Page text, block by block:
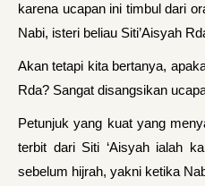
karena ucapan ini timbul dari
Nabi, isteri beliau Siti’Aisyah
Akan tetapi kita bertanya,
Rda? Sangat disangsikan
Petunjuk yang kuat yang
terbit dari Siti ‘Aisyah ialah
sebelum hijrah, yakni ketika